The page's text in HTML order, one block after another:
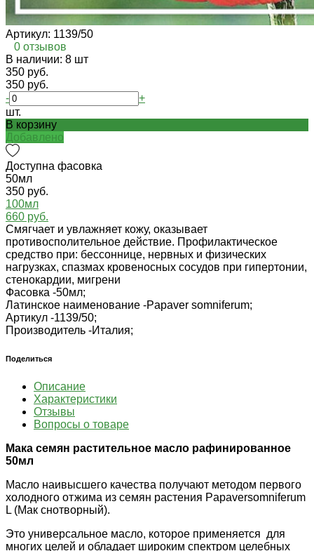
Артикул: 1139/50
0 отзывов
В наличии: 8 шт
350 руб.
350 руб.
-
+
шт.
В корзину
Добавлено
Доступна фасовка
50мл
350 руб.
100мл
660 руб.
Смягчает и увлажняет кожу, оказывает
противосполительное действие. Профилактическое
средство при: бессоннице, нервных и физических
нагрузках, спазмах кровеносных сосудов при гипертонии,
стенокардии, мигрени
Фасовка -50мл;
Латинское наименование -Papaver somniferum;
Артикул -1139/50;
Производитель -Италия;
Поделиться
Описание
Характеристики
Отзывы
Вопросы о товаре
Мака семян растительное масло рафинированное
50мл
Масло наивысшего качества получают методом первого
холодного отжима из семян растения Papaversomniferum
L (Мак снотворный).
Это универсальное масло, которое применяется для
многих целей и обладает широким спектром целебных